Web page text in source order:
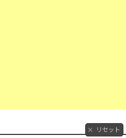
リセット